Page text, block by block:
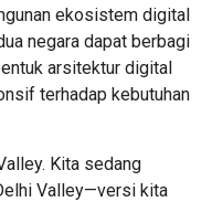
ekosistem digital
negara dapat berbagi
arsitektur digital
terhadap kebutuhan
Kita sedang
Valley—versi kita